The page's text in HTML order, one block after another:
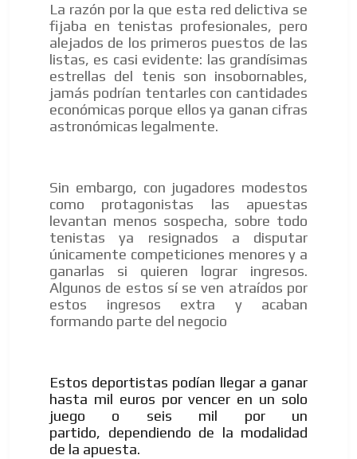
La razón por la que esta red delictiva se
fijaba en tenistas profesionales, pero
alejados de los primeros puestos de las
listas, es casi evidente: las grandísimas
estrellas del tenis son insobornables,
jamás podrían tentarles con cantidades
económicas porque ellos ya ganan cifras
astronómicas legalmente.
Sin embargo, con jugadores modestos
como protagonistas las apuestas
levantan menos sospecha, sobre todo
tenistas ya resignados a disputar
únicamente competiciones menores y a
ganarlas si quieren lograr ingresos.
Algunos de estos sí se ven atraídos por
estos ingresos extra y acaban
formando parte del negocio
Estos deportistas podían llegar a ganar
hasta mil euros por vencer en un solo
juego o seis mil por un
partido, dependiendo de la modalidad
de la apuesta.